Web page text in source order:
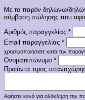
Με το παρόν δηλώνω/
σύμβαση πώλησης που
Αριθμός παραγγελίας *
Email παραγγελίας *
χρησιμοποιήσατε κατά την
Ονοματεπώνυμο *
Προϊόντα προς
Αφήστε κενό για ολόκληρη την